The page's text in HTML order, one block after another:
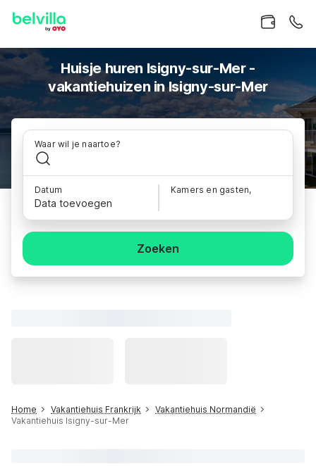
Huisje huren Isigny-sur-Mer -
vakantiehuizen in Isigny-sur-Mer
Waar wil je naartoe?
Datum
Data toevoegen
Kamers en gasten,
Zoeken
Home Vakantiehuis Frankrijk
Vakantiehuis Normandië
Vakantiehuis Isigny-sur-Mer